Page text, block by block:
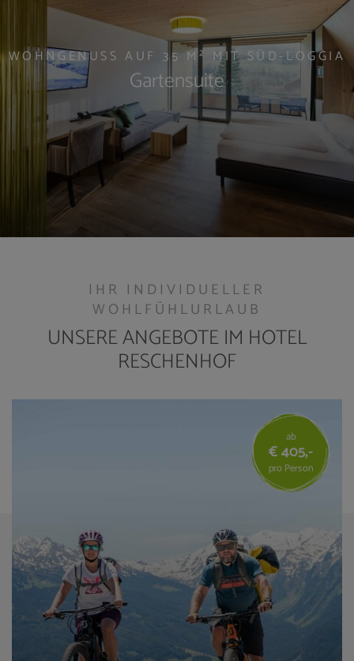
WOHNGENUSS AUF 35 M² MIT SÜD-LOGGIA
Gartensuite
IHR INDIVIDUELLER
WOHLFÜHLURLAUB
UNSERE ANGEBOTE IM HOTEL
RESCHENHOF
ab
€ 405,-
pro Person